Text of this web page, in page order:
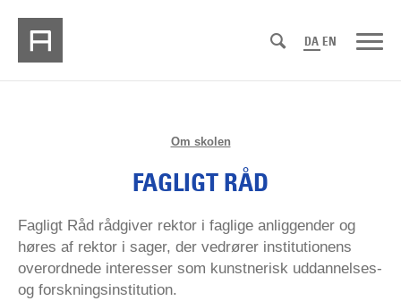
DA EN
Om skolen
FAGLIGT RÅD
Fagligt Råd rådgiver rektor i faglige anliggender og
høres af rektor i sager, der vedrører institutionens
overordnede interesser som kunstnerisk uddannelses-
og forskningsinstitution.